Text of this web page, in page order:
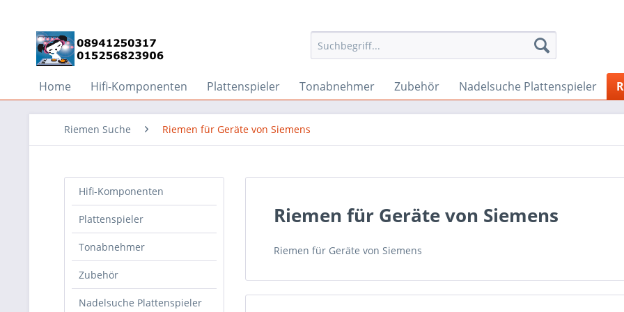
Home Hifi-Komponenten Plattenspieler Tonabnehmer Zubehör Nadelsuche Plattenspieler
Riemen Suche Riemen für Geräte von Siemens
Hifi-Komponenten
Plattenspieler
Tonabnehmer
Zubehör
Nadelsuche Plattenspieler
Riemen für Geräte von Siemens
Riemen für Geräte von Siemens